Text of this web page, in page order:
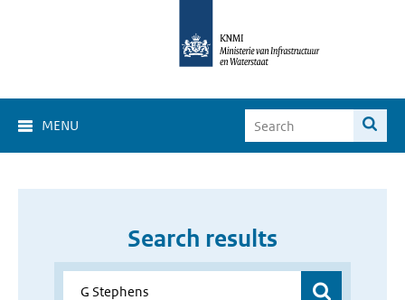
MENU
Search results